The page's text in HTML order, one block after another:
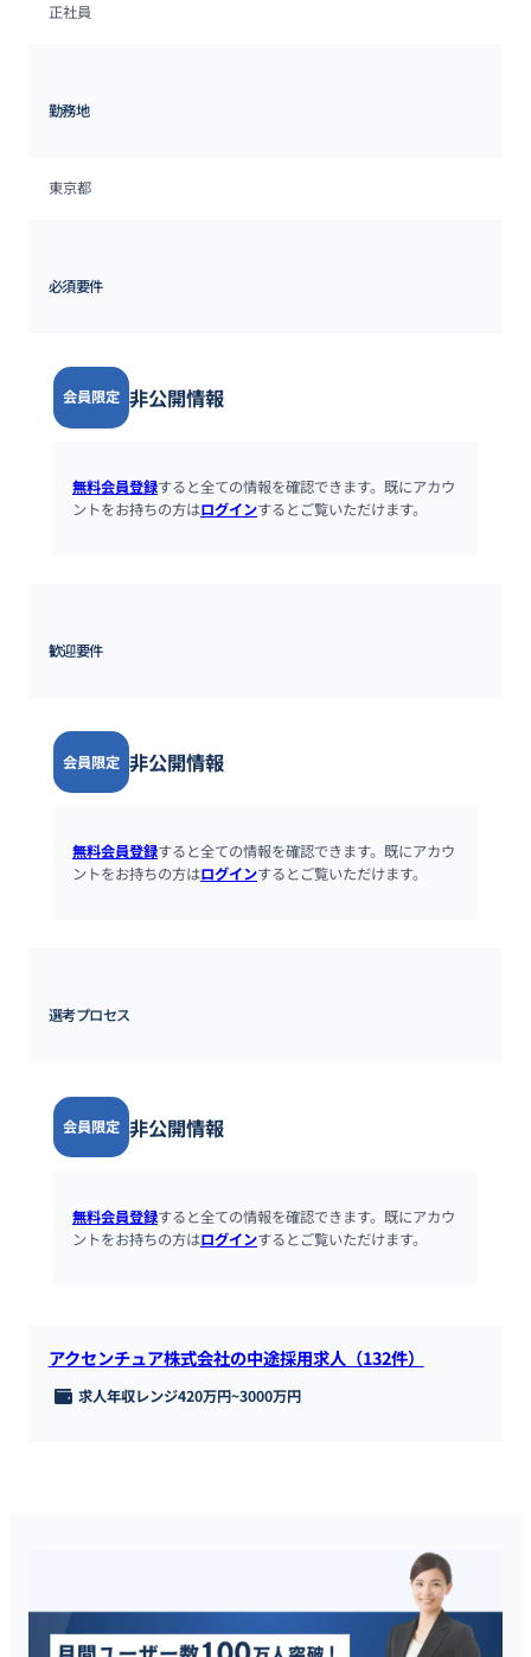
正社員
勤務地
東京都
必須要件
会員限定 非公開情報
無料会員登録すると全ての情報を確認できます。既にアカウ
ントをお持ちの方はログインするとご覧いただけます。
歓迎要件
会員限定 非公開情報
無料会員登録すると全ての情報を確認できます。既にアカウ
ントをお持ちの方はログインするとご覧いただけます。
選考プロセス
会員限定 非公開情報
無料会員登録すると全ての情報を確認できます。既にアカウ
ントをお持ちの方はログインするとご覧いただけます。
アクセンチュア株式会社の中途採用求人（132件）
求人年収レンジ420万円~3000万円